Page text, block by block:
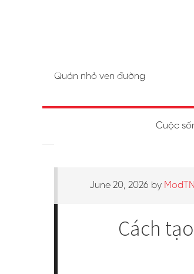
Quán nhỏ ven đường
Cuộc
June 20, 2026 by ModTN
Cách